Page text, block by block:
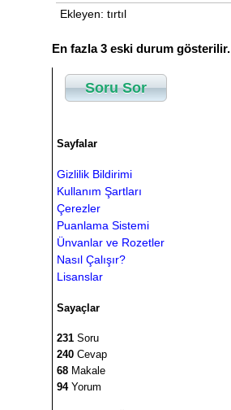
Ekleyen: tırtıl
En fazla 3 eski durum gösterilir.
Soru Sor
Sayfalar
Gizlilik Bildirimi
Kullanım Şartları
Çerezler
Puanlama Sistemi
Ünvanlar ve Rozetler
Nasıl Çalışır?
Lisanslar
Sayaçlar
231 Soru
240 Cevap
68 Makale
94Yorum